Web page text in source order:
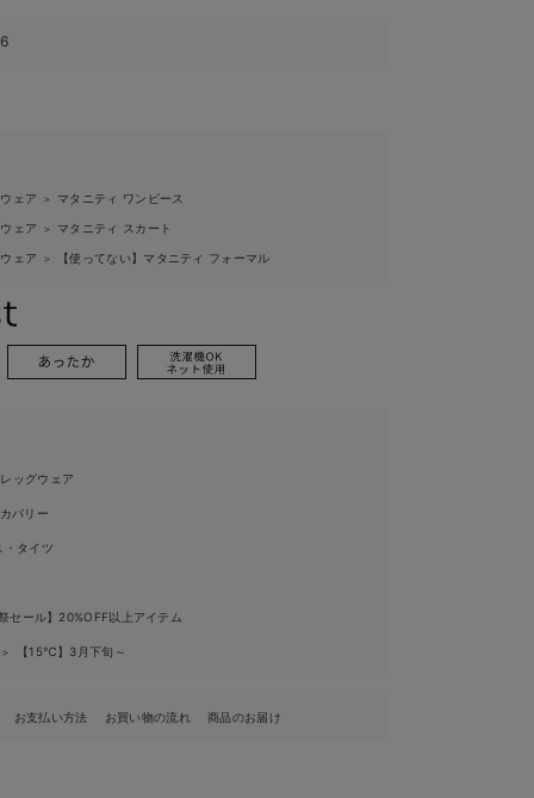
ェア ＞ マタニティ ワンピース
ェア ＞ マタニティ スカート
ェア ＞ 【使ってない】マタニティ フォーマル
ッグウェア
バリー
・タイツ
セール】20%OFF以上アイテム
＞ 【15℃】3月下旬～
お支払い方法 お買い物の流れ 商品のお届け